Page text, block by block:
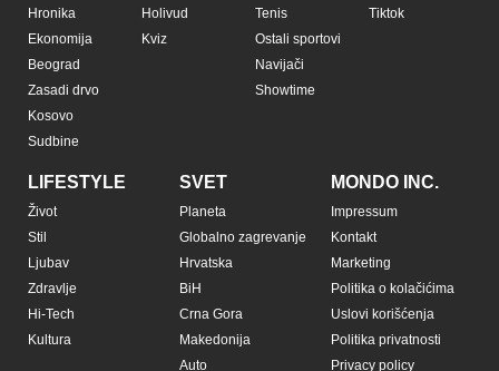
Hronika
Ekonomija
Beograd
Zasadi drvo
Kosovo
Sudbine
Holivud
Kviz
Tenis
Ostali sportovi
Navijači
Showtime
Tiktok
LIFESTYLE
Život
Stil
Ljubav
Zdravlje
Hi-Tech
Kultura
SVET
Planeta
Globalno zagrevanje
Hrvatska
BiH
Crna Gora
Makedonija
Auto
MONDO INC.
Impressum
Kontakt
Marketing
Politika o kolačićima
Uslovi korišćenja
Politika privatnosti
Privacy policy